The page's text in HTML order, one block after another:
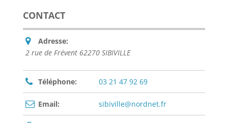
CONTACT
Adresse:
2 rue de Frévent 62270 SIBIVILLE
Téléphone: 03 21 47 92 69
Email: sibiville@nordnet.fr